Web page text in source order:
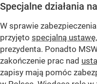
Specjalne działania
W sprawie
przyjęto specjalną ustawę
prezydenta. Ponadto
zakończenie prac nad
zapisy mają pomóc